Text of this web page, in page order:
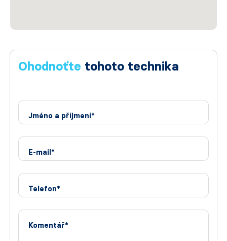
Ohodnoťte tohoto technika
Jméno a příjmení*
E-mail*
Telefon*
Komentář*